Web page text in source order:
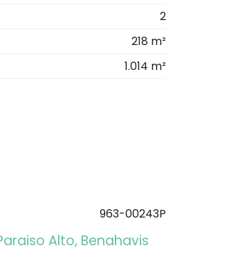
2
218 m²
1.014 m²
963-00243P
Alto, Benahavis